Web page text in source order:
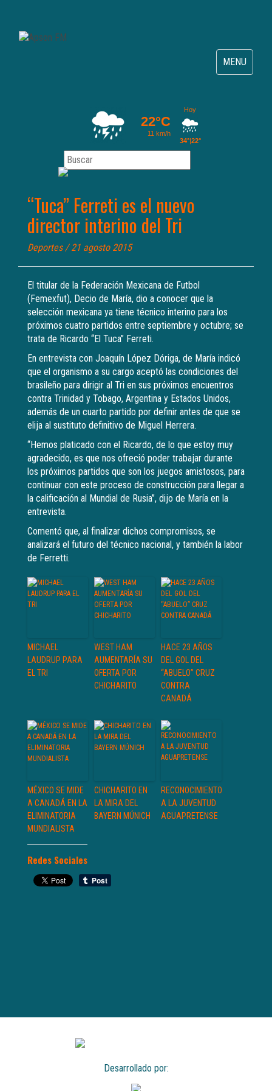
Toggle
navigation
MENU
“Tuca” Ferreti es el nuevo
director interino del Tri
Deportes/ 21 agosto 2015
El titular de la Federación Mexicana de Futbol
(Femexfut), Decio de María, dio a conocer que la
selección mexicana ya tiene técnico interino para los
próximos cuatro partidos entre septiembre y octubre; se
trata de Ricardo “El Tuca” Ferreti.
En entrevista con Joaquín López Dóriga, de María indicó
que el organismo a su cargo aceptó las condiciones del
brasileño para dirigir al Tri en sus próximos encuentros
contra Trinidad y Tobago, Argentina y Estados Unidos,
además de un cuarto partido por definir antes de que se
elija al sustituto definitivo de Miguel Herrera.
“Hemos platicado con el Ricardo, de lo que estoy muy
agradecido, es que nos ofreció poder trabajar durante
los próximos partidos que son los juegos amistosos, para
continuar con este proceso de construcción para llegar a
la calificación al Mundial de Rusia”, dijo de María en la
entrevista.
Comentó que, al finalizar dichos compromisos, se
analizará el futuro del técnico nacional, y también la labor
de Ferretti.
MICHAEL
LAUDRUP PARA
EL TRI
WEST HAM
AUMENTARÍA SU
OFERTA POR
CHICHARITO
HACE 23 AÑOS
DEL GOL DEL
“ABUELO” CRUZ
CONTRA
CANADÁ
MÉXICO SE MIDE
A CANADÁ EN LA
ELIMINATORIA
MUNDIALISTA
CHICHARITO EN
LA MIRA DEL
BAYERN MÚNICH
RECONOCIMIENTO
A LA JUVENTUD
AGUAPRETENSE
Redes Sociales
Desarrollado por: